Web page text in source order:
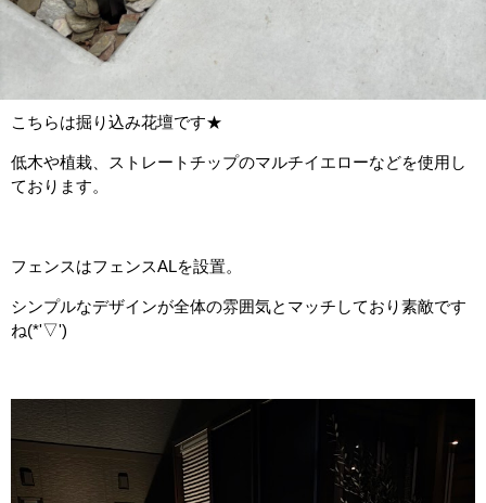
こちらは掘り込み花壇です★
低木や植栽、ストレートチップのマルチイエローなどを使用し
ております。
フェンスはフェンスALを設置。
シンプルなデザインが全体の雰囲気とマッチしており素敵です
ね(*'▽')